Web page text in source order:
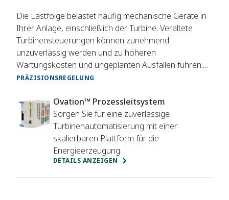
Die Lastfolge belastet häufig mechanische Geräte in
Ihrer Anlage, einschließlich der Turbine. Veraltete
Turbinensteuerungen können zunehmend
unzuverlässig werden und zu höheren
Wartungskosten und ungeplanten Ausfällen führen.
Aktualisierte mechanische und elektrische
von der herkömmlichen OEM-Automatisierung und
bieten ein vollständig integriertes System für jedes
Betriebsprofil.
PRÄZISIONSREGELUNG
Ovation™ Prozessleitsystem
Sorgen Sie für eine zuverlässige
Turbinenautomatisierung mit einer
skalierbaren Plattform für die
Energieerzeugung.
DETAILS ANZEIGEN